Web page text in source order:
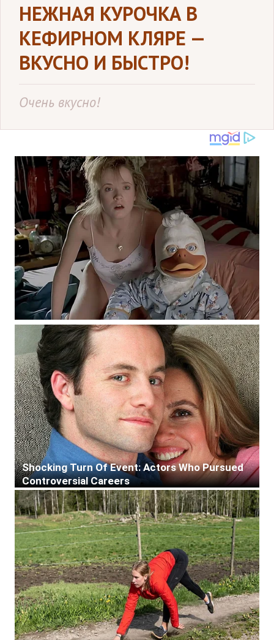
НЕЖНАЯ КУРОЧКА В
КЕФИРНОМ КЛЯРЕ —
ВКУСНО И БЫСТРО!
Очень вкусно!